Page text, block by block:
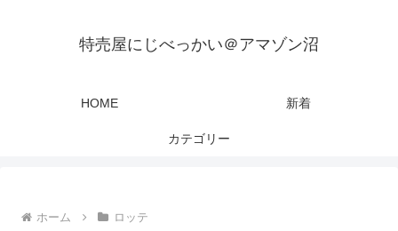
特売屋にじべっかい＠アマゾン沼
HOME 新着
カテゴリー
ホーム ロッテ